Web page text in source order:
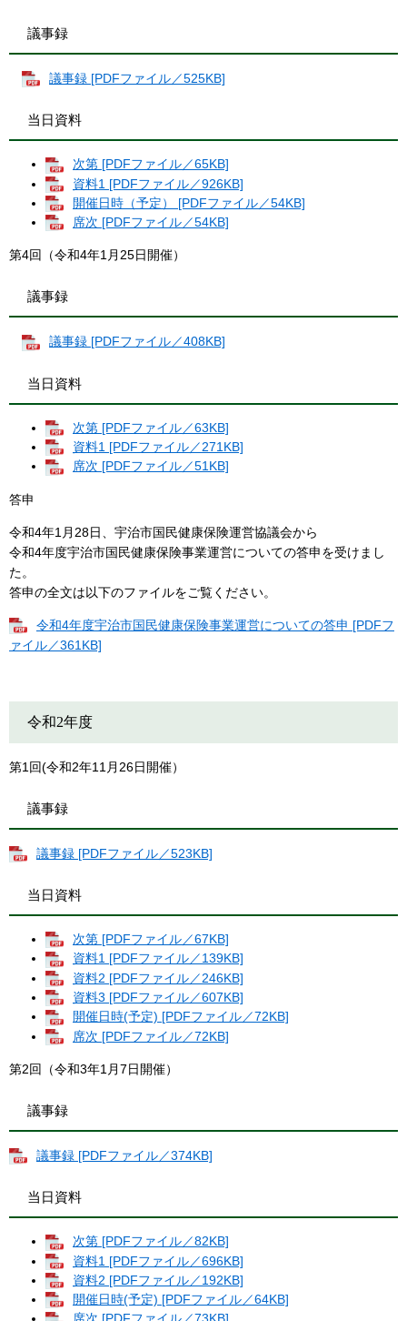
議事録
議事録 [PDFファイル／525KB]
当日資料
次第 [PDFファイル／65KB]
資料1 [PDFファイル／926KB]
開催日時（予定） [PDFファイル／54KB]
席次 [PDFファイル／54KB]
第4回（令和4年1月25日開催）
議事録
議事録 [PDFファイル／408KB]
当日資料
次第 [PDFファイル／63KB]
資料1 [PDFファイル／271KB]
席次 [PDFファイル／51KB]
答申
令和4年1月28日、宇治市国民健康保険運営協議会から
令和4年度宇治市国民健康保険事業運営についての答申を受けまし
た。
答申の全文は以下のファイルをご覧ください。
令和4年度宇治市国民健康保険事業運営についての答申 [PDFフ
ァイル／361KB]
令和2年度
第1回(令和2年11月26日開催）
議事録
議事録 [PDFファイル／523KB]
当日資料
次第 [PDFファイル／67KB]
資料1 [PDFファイル／139KB]
資料2 [PDFファイル／246KB]
資料3 [PDFファイル／607KB]
開催日時(予定) [PDFファイル／72KB]
席次 [PDFファイル／72KB]
第2回（令和3年1月7日開催）
議事録
議事録 [PDFファイル／374KB]
当日資料
次第 [PDFファイル／82KB]
資料1 [PDFファイル／696KB]
資料2 [PDFファイル／192KB]
開催日時(予定) [PDFファイル／64KB]